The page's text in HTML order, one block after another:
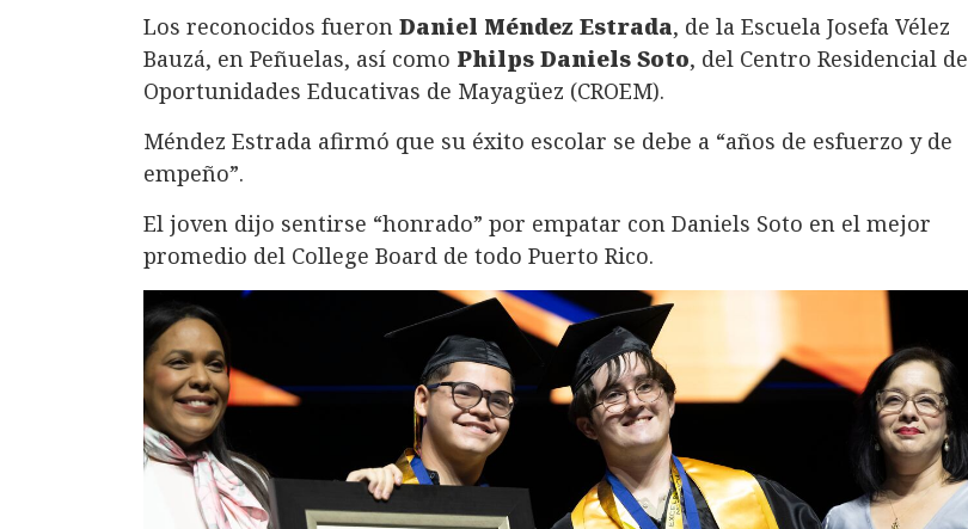
Los reconocidos fueron Daniel Méndez Estrada, de la Escuela Josefa Vélez
Bauzá, en Peñuelas, así como Philps Daniels Soto, del Centro Residencial de
Oportunidades Educativas de Mayagüez (CROEM).
Méndez Estrada afirmó que su éxito escolar se debe a “años de esfuerzo y de
empeño”.
El joven dijo sentirse “honrado” por empatar con Daniels Soto en el mejor
promedio del College Board de todo Puerto Rico.